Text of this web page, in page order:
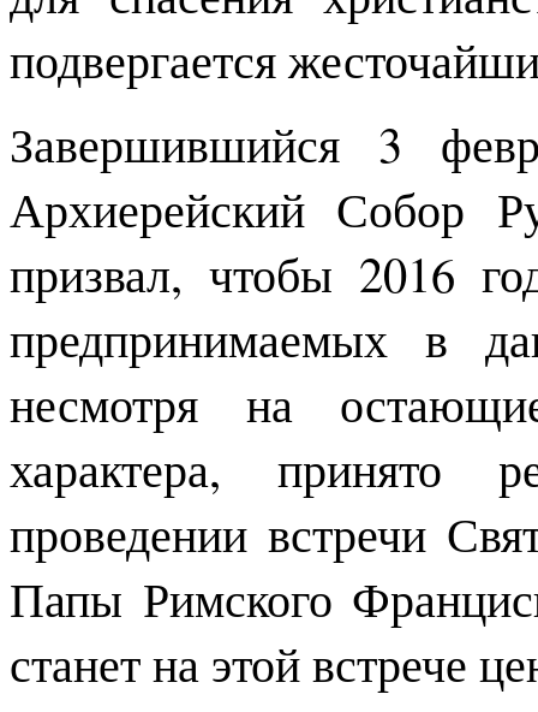
подвергается
Завершившийся 3
Архиерейский Собор
призвал, чтобы 2016
предпринимаемых в
несмотря на
характера, принято
проведении встречи
Папы Римского
станет на этой встрече